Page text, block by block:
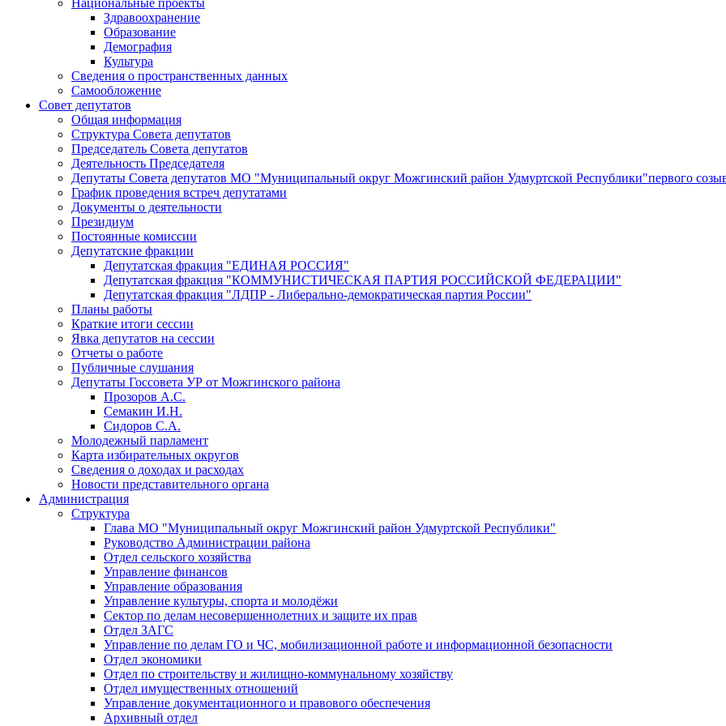
Здравоохранение
Образование
Демография
Культура
Сведения о пространственных данных
Самообложение
Совет депутатов
Общая информация
Структура Совета депутатов
Председатель Совета депутатов
Деятельность Председателя
Депутаты Совета депутатов МО "Муниципальный округ Можгинский район Удмуртской Республики"первого
График проведения встреч депутатами
Документы о деятельности
Президиум
Постоянные комиссии
Депутатские фракции
Депутатская фракция "ЕДИНАЯ РОССИЯ"
Депутатская фракция "КОММУНИСТИЧЕСКАЯ ПАРТИЯ РОССИЙСКОЙ ФЕДЕРАЦИИ"
Депутатская фракция "ЛДПР - Либерально-демократическая партия России"
Планы работы
Краткие итоги сессии
Явка депутатов на сессии
Отчеты о работе
Публичные слушания
Депутаты Госсовета УР от Можгинского района
Прозоров А.С.
Семакин И.Н.
Сидоров С.А.
Молодежный парламент
Карта избирательных округов
Сведения о доходах и расходах
Новости представительного органа
Администрация
Структура
Глава МО "Муниципальный округ Можгинский район Удмуртской Республики"
Руководство Администрации района
Отдел сельского хозяйства
Управление финансов
Управление образования
Управление культуры, спорта и молодёжи
Сектор по делам несовершеннолетних и защите их прав
Отдел ЗАГС
Управление по делам ГО и ЧС, мобилизационной работе и информационной безопасности
Отдел экономики
Отдел по строительству и жилищно-коммунальному хозяйству
Отдел имущественных отношений
Управление документационного и правового обеспечения
Архивный отдел